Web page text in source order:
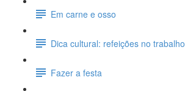
Em carne e osso
Dica cultural: refeições no trabalho
Fazer a festa